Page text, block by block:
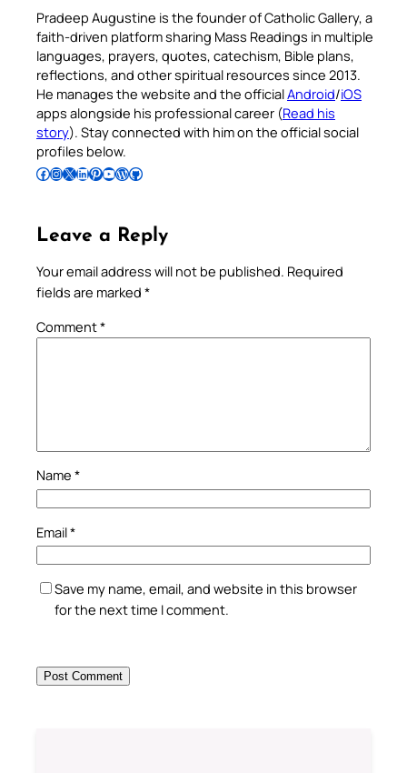
Pradeep Augustine is the founder of Catholic Gallery, a
faith-driven platform sharing Mass Readings in multiple
languages, prayers, quotes, catechism, Bible plans,
reflections, and other spiritual resources since 2013.
He manages the website and the officialAndroid/iOS
apps alongside his professional career (Read his
story). Stay connected with him on the official social
profiles below.
Follow Pradeep on Facebook Follow Pradeep on InstagramFollow Pradeep on X Follow Pradeep on LinkedIn Follow Pradeep on Pinterest Subscribe to Pradeep’s Youtube Channel Follow Pradeep on WordPress Follow Pradeep on GitHub
Leave a Reply
Your email address will not be published. Required
fields are marked *
Comment*
Name *
Email*
Save my name, email, and website in this browser
for the next time I comment.